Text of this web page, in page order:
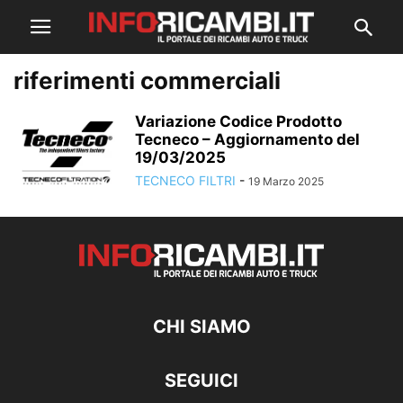
riferimenti commerciali
Variazione Codice Prodotto
Tecneco – Aggiornamento del
19/03/2025
TECNECO FILTRI - 19 Marzo 2025
CHI SIAMO
SEGUICI